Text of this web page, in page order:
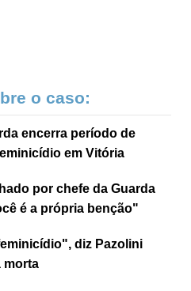
o caso:
encerra período de
em Vitória
por chefe da Guarda
é a própria benção"
diz Pazolini
morta